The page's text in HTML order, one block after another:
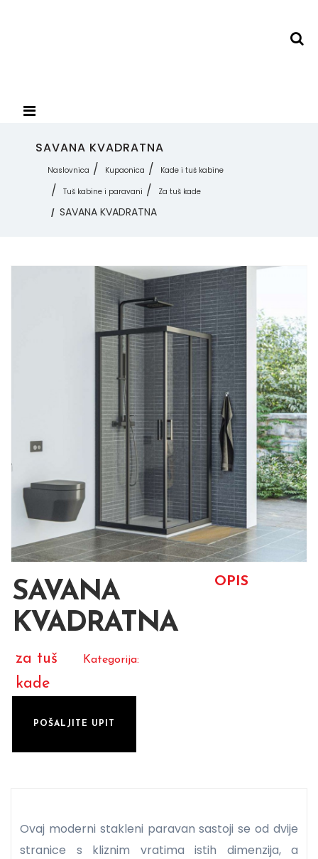
SAVANA KVADRATNA
Naslovnica Kupaonica
Kade i tuš kabine
Tuš kabine i paravani
Za tuš kade
SAVANA KVADRATNA
SAVANA
KVADRATNA
Kategorija:
za tuš
kade
POŠALJITE UPIT
OPIS
Ovaj moderni stakleni paravan sastoji se od dvije
stranice s kliznim vratima istih dimenzija, a